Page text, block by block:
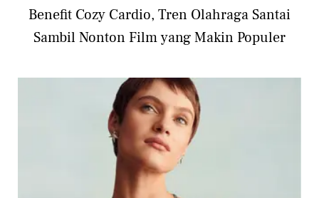
Benefit Cozy Cardio, Tren Olahraga Santai
Sambil Nonton Film yang Makin Populer